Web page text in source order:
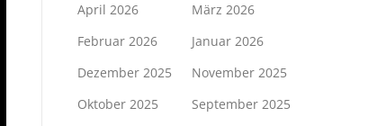
April 2026
März 2026
Februar 2026
Januar 2026
Dezember 2025
November 2025
Oktober 2025
September 2025